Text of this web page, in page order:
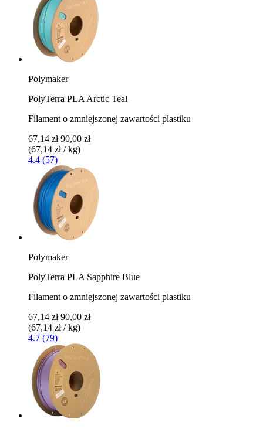
Polymaker
PolyTerra PLA Arctic Teal
Filament o zmniejszonej zawartości plastiku
67,14 zł 90,00 zł
(67,14 zł / kg)
4.4 (57)
Polymaker
PolyTerra PLA Sapphire Blue
Filament o zmniejszonej zawartości plastiku
67,14 zł 90,00 zł
(67,14 zł / kg)
4.7 (79)